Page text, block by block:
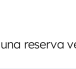
reserva